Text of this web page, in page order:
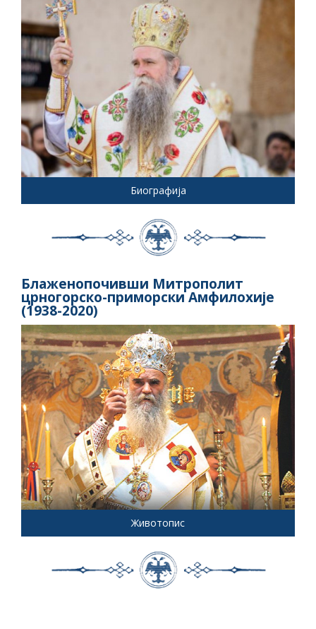
Биографија
Блаженопочивши Митрополит
црногорско-приморски Амфилохије
(1938-2020)
Животопис